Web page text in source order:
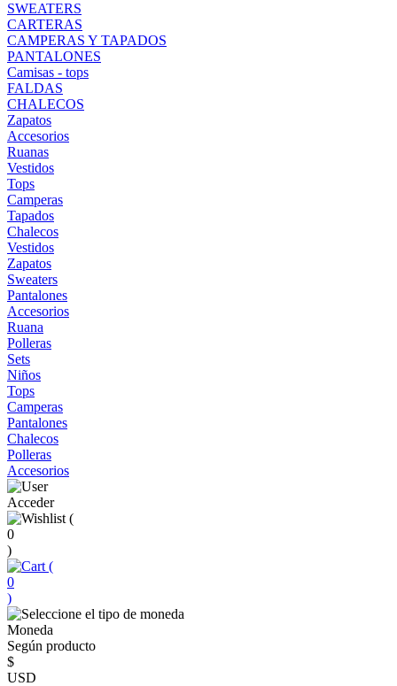
SWEATERS
CARTERAS
CAMPERAS Y TAPADOS
PANTALONES
Camisas - tops
FALDAS
CHALECOS
Zapatos
Accesorios
Ruanas
Vestidos
Tops
Camperas
Tapados
Chalecos
Vestidos
Zapatos
Sweaters
Pantalones
Accesorios
Ruana
Polleras
Sets
Niños
Tops
Camperas
Pantalones
Chalecos
Polleras
Accesorios
Acceder
(
0
)
(
0
)
Moneda
Según producto
$
USD